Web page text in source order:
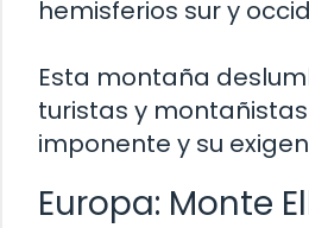
hemisferios sur y
Esta montaña
turistas y
imponente y su
Europa: Monte